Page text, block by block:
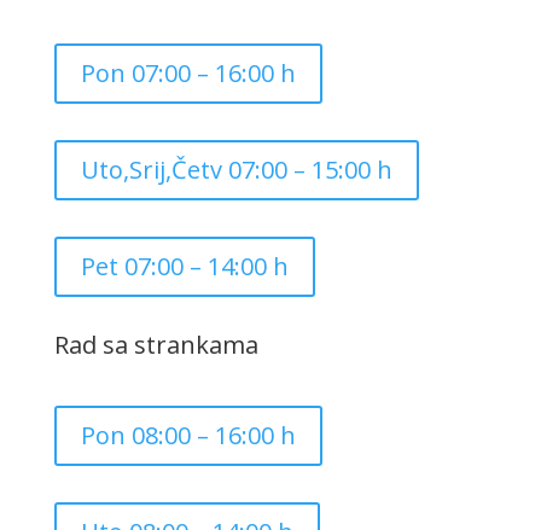
Pon 07:00 – 16:00 h
Uto,Srij,Četv 07:00 – 15:00 h
Pet 07:00 – 14:00 h
Rad sa strankama
Pon 08:00 – 16:00 h